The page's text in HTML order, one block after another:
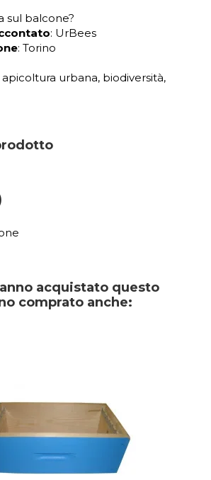
sul balcone?
: UrBees
: Torino
apicoltura urbana, biodiversità,
acquistato questo
comprato anche: